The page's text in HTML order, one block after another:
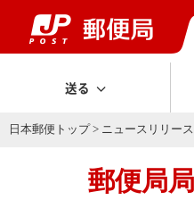
送る
日本郵便トップ> ニュースリリース
郵便局